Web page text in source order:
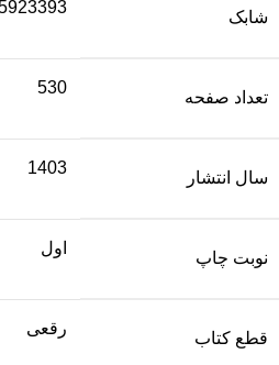
شابک
تعداد صفحه
530
سال انتشار
1403
نوبت چاپ
اول
قطع کتاب
رقعی